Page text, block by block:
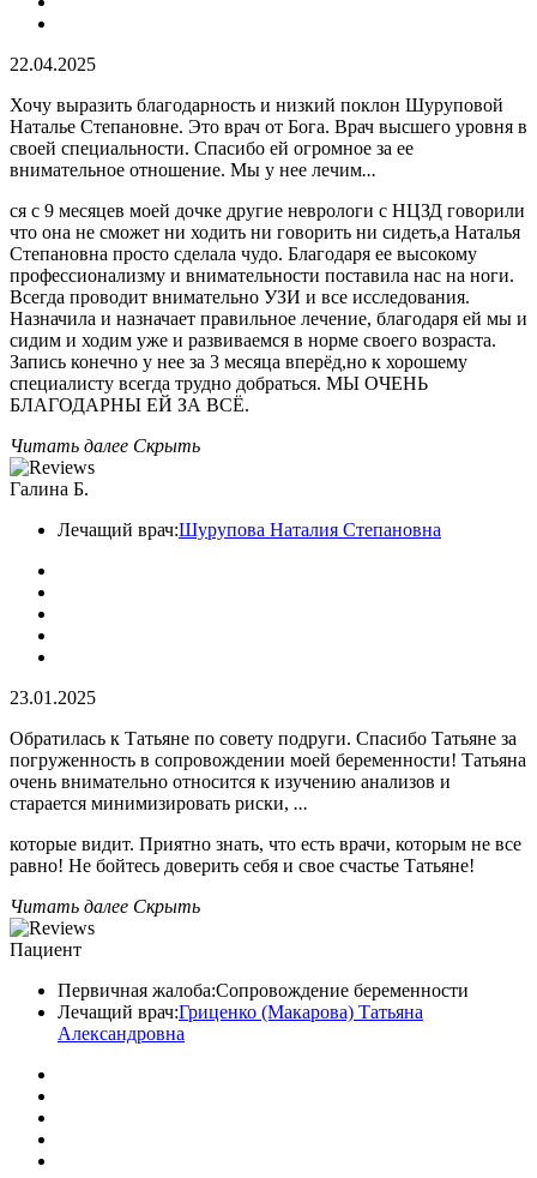
22.04.2025
Хочу выразить благодарность и низкий поклон Шуруповой
Наталье Степановне. Это врач от Бога. Врач высшего уровня в
своей специальности. Спасибо ей огромное за ее
внимательное отношение. Мы у нее лечим...
ся с 9 месяцев моей дочке другие неврологи с НЦЗД говорили
что она не сможет ни ходить ни говорить ни сидеть,а Наталья
Степановна просто сделала чудо. Благодаря ее высокому
профессионализму и внимательности поставила нас на ноги.
Всегда проводит внимательно УЗИ и все исследования.
Назначила и назначает правильное лечение, благодаря ей мы и
сидим и ходим уже и развиваемся в норме своего возраста.
Запись конечно у нее за 3 месяца вперёд,но к хорошему
специалисту всегда трудно добраться. МЫ ОЧЕНЬ
БЛАГОДАРНЫ ЕЙ ЗА ВСЁ.
Читать далее Скрыть
Галина Б.
Лечащий врач:Шурупова Наталия Степановна
23.01.2025
Обратилась к Татьяне по совету подруги. Спасибо Татьяне за
погруженность в сопровождении моей беременности! Татьяна
очень внимательно относится к изучению анализов​ и
старается минимизировать риски, ...
которые видит. Приятно знать, что есть врачи, которым не все
равно! Не бойтесь доверить себя и свое счастье Татьяне!
Читать далее Скрыть
Пациент
Первичная жалоба:Сопровождение беременности
Лечащий врач:Гриценко (Макарова) Татьяна
Александровна